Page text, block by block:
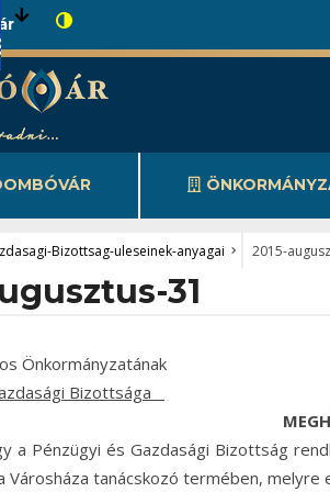
Bizottsag-uleseinek-anyagai 2015-
31
Önkormányzatának
Bizottsága
a Pénzügyi és Gazdasági Bizottság
Városháza tanácskozó termében, melyre